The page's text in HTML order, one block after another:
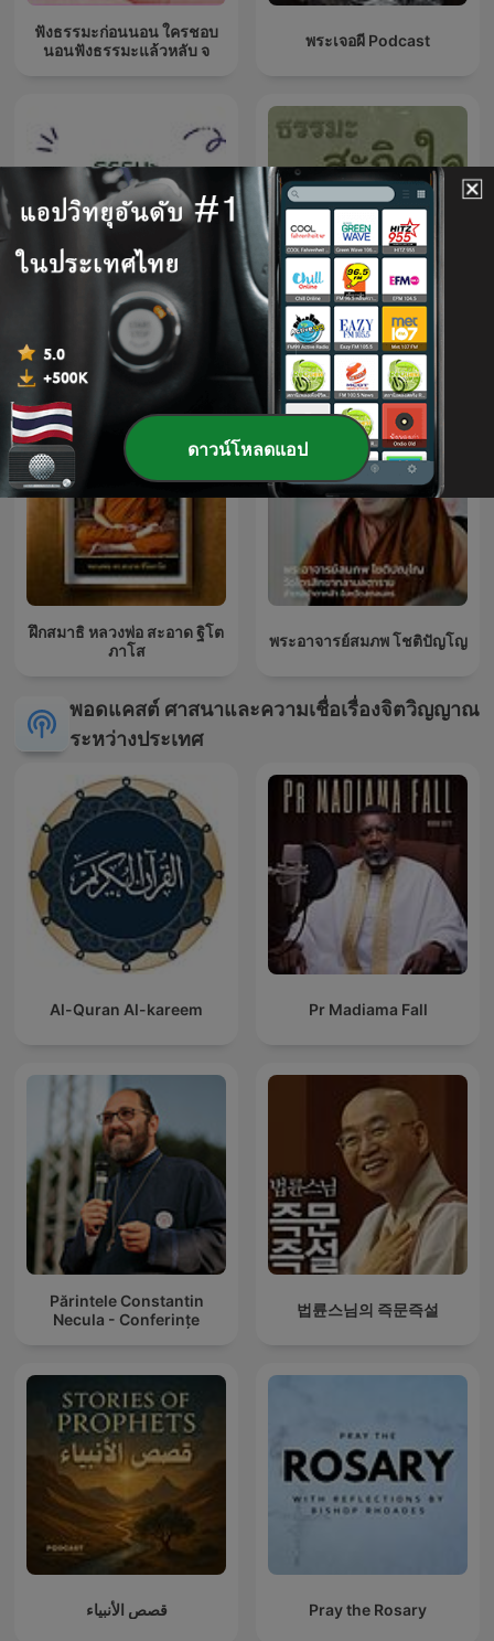
ฟังธรรมะก่อนนอน ใครชอบ
นอนฟังธรรมะแล้วหลับ จ
พระเจอผี Podcast
ธรรมะ คือ ธรรมดา ธรรมะสะกิดใจ
ฝึกสมาธิ หลวงพ่อ สะอาด ฐิโต
ภาโส
พระอาจารย์สมภพ โชติปัญโญ
พอดแคสต์ ศาสนาและความเชื่อเรื่องจิตวิญญาณ
ระหว่างประเทศ
Al-Quran Al-kareem Pr Madiama Fall
Părintele Constantin
Necula - Conferințe
법륜스님의 즉문즉설
قصص الأنبياء Pray the Rosary
ดาวน์โหลดแอป